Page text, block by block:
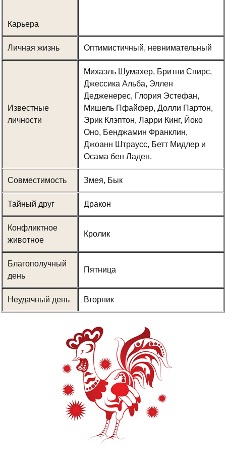
Карьера
Личная жизнь Оптимистичный, невнимательный
Известные
личности
Михаэль Шумахер, Бритни Спирс,
Джессика Альба, Эллен
Дедженерес, Глория Эстефан,
Мишель Пфайфер, Долли Партон,
Эрик Клэптон, Ларри Кинг, Йоко
Оно, Бенджамин Франклин,
Джоанн Штраусс, Бетт Мидлер и
Осама бен Ладен.
Совместимость Змея, Бык
Тайный друг Дракон
Конфликтное
животное
Кролик
Благополучный
день
Пятница
Неудачный день Вторник